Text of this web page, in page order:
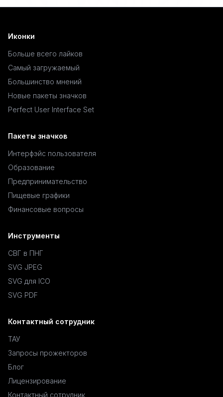
Иконки
Больше всего лайков
Самый загружаемый
Большинство мнений
Новые пакеты значков
Perfect User Interface Set
Пакеты значков
Интерфэйс пользователя
Образование
Предпринимательство
Пищевые графики
Финансовые вопросы
Инструменты
СВГ в ПНГ
SVG JPEG
SVG для ICO
SVG PDF
Контактный сотрудник
ТАУ
Запросы прожекторов
Блог
Лицензирование
Контактный сотрудник